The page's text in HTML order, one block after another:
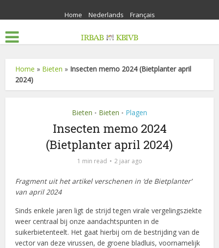
Home Nederlands Français
Home » Bieten » Insecten memo 2024 (Bietplanter april
2024)
Bieten • Bieten • Plagen
Insecten memo 2024
(Bietplanter april 2024)
1 min read 2 jaar ago
Fragment uit het artikel verschenen in ‘de Bietplanter’
van april 2024
Sinds enkele jarenligt de strijd tegen virale vergelingsziekte
weer centraal bij onze aandachtspunten in de
suikerbietenteelt. Het gaat hierbij om de bestrijding van de
vector van deze virussen, de groene bladluis, voornamelijk